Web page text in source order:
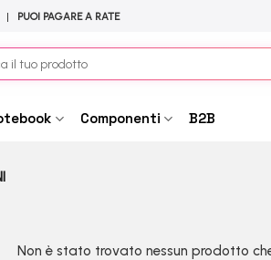
| PUOI PAGARE A RATE
Componenti B2B
Non è stato trovato nessun prodotto